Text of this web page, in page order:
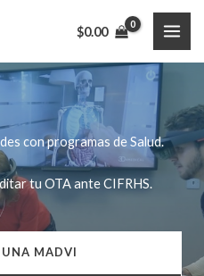
$0.00
con programas de Salud.
tu OTA ante CIFRHS.
MADVI